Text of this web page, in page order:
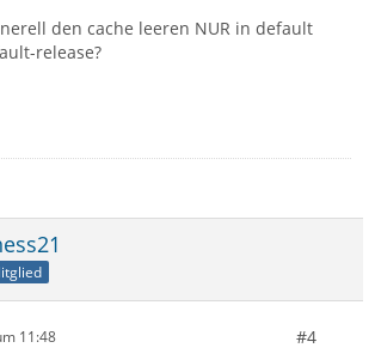
den cache leeren NUR in default
release?
11:48 #4